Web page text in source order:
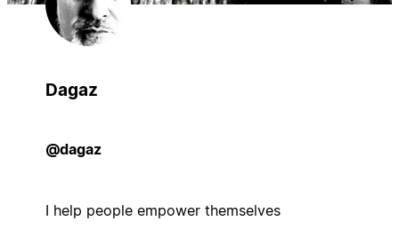
Dagaz
@dagaz
I help people empower themselves